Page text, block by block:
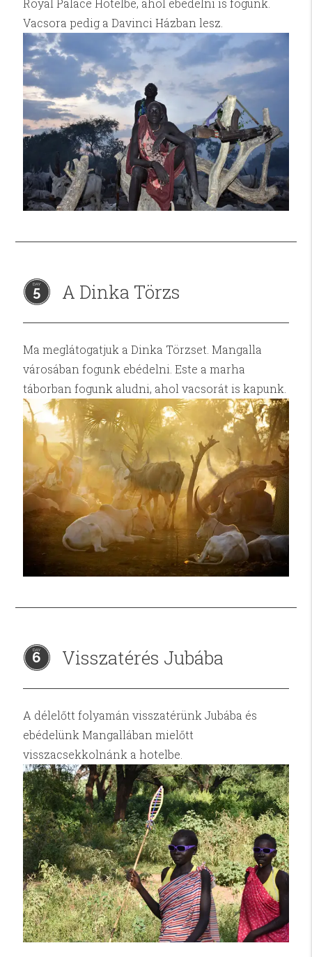
Royal Palace Hotelbe, ahol ebédelni is fogunk.
Vacsora pedig a Davinci Házban lesz.
5 A Dinka Törzs
Ma meglátogatjuk a Dinka Törzset. Mangalla
városában fogunk ebédelni. Este a marha
táborban fogunk aludni, ahol vacsorát is kapunk.
6 Visszatérés Jubába
A délelőtt folyamán visszatérünk Jubába és
ebédelünk Mangallában mielőtt
visszacsekkolnánk a hotelbe.